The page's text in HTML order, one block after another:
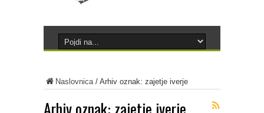
Naslovnica/ Arhiv oznak: zajetje iverje